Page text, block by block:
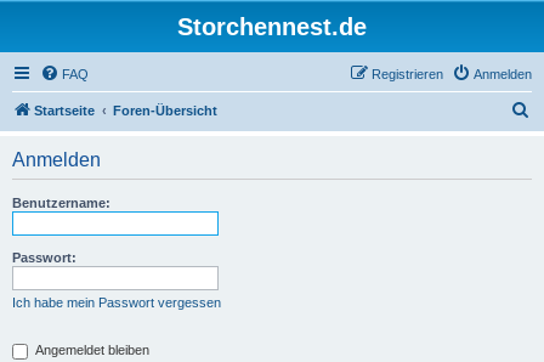
Storchennest.de
FAQ Anmelden
Registrieren
Startseite Foren-Übersicht
Anmelden
Benutzername:
Passwort:
Ich habe mein Passwort vergessen
Angemeldet bleiben